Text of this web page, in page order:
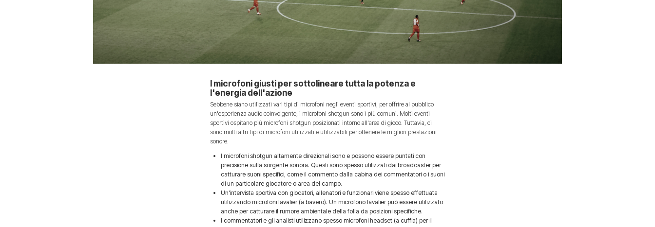
I microfoni giusti per sottolineare tutta la potenza e
l'energia dell'azione
Sebbene siano utilizzati vari tipi di microfoni negli eventi sportivi, per offrire al pubblico
un'esperienza audio coinvolgente, i microfoni shotgun sono i più comuni. Molti eventi
sportivi ospitano più microfoni shotgun posizionati intorno all'area di gioco. Tuttavia, ci
sono molti altri tipi di microfoni utilizzati e utilizzabili per ottenere le migliori prestazioni
sonore.
I microfoni shotgun altamente direzionali sono e possono essere puntati con
precisione sulla sorgente sonora. Questi sono spesso utilizzati dai broadcaster per
catturare suoni specifici, come il commento dalla cabina dei commentatori o i suoni
di un particolare giocatore o area del campo.
Un'intervista sportiva con giocatori, allenatori e funzionari viene spesso effettuata
utilizzando microfoni lavalier (a bavero). Un microfono lavalier può essere utilizzato
anche per catturare il rumore ambientale della folla da posizioni specifiche.
I commentatori e gli analisti utilizzano spesso microfoni headset (a cuffia) per il